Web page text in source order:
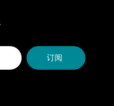
订阅